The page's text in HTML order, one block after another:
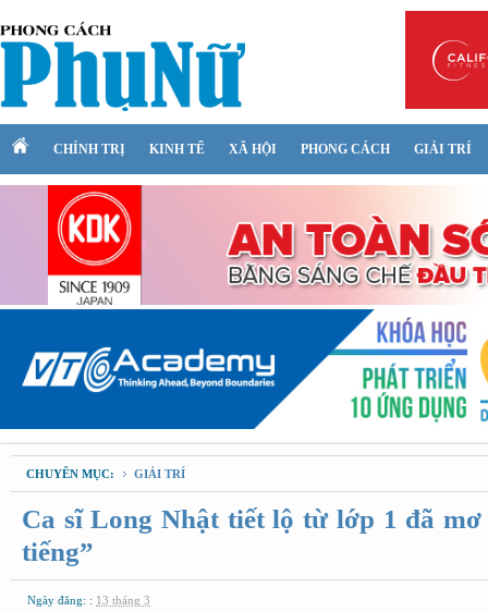
CHÍNH TRỊ KINH TẾ XÃ HỘI PHONG CÁCH GIẢI TRÍ
CHUYÊN MỤC: GIẢI TRÍ
Ca sĩ Long Nhật tiết lộ từ lớp 1 đã
tiếng”
Ngày đăng: : 13 tháng 3